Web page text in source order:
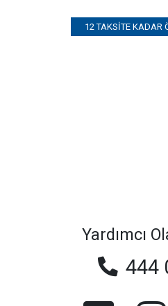
12 TAKSITE KADAR
Yardımcı
444